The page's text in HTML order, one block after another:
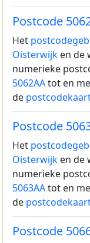
Postcode
Het
Oisterwijk en de
numerieke
5062AAtot en
de
Postcode
Het
Oisterwijk en de
numerieke
5063AAtot en
de
Postcode